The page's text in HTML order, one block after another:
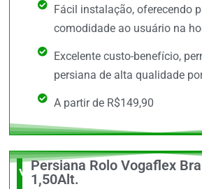
Fácil instalação, oferecendo
comodidade ao usuário na
Excelente custo-benefício,
persiana de alta qualidade
A partir de R$149,90
Vale a
Persiana Rolo Vogaflex
1,50Alt.